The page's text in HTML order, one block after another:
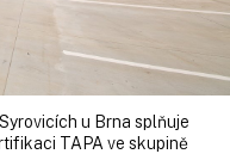
u Brna splňuje
TAPA ve skupině